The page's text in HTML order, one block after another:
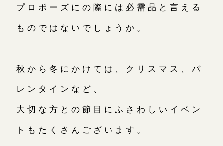
プロポーズにの際には必需品と言える
ものではないでしょうか。
秋から冬にかけては、クリスマス、バ
レンタインなど、
大切な方との節目にふさわしいイベン
トもたくさんございます。